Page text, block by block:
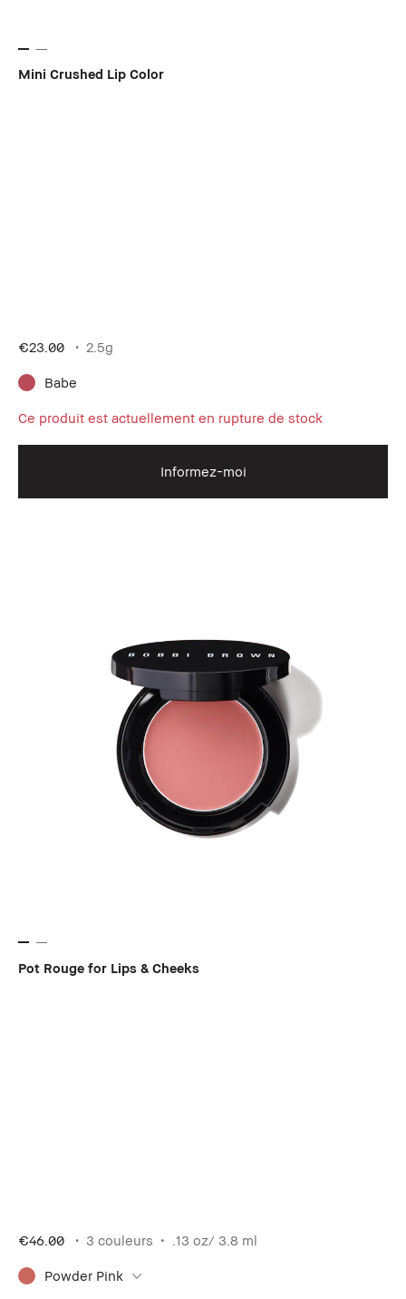
Mini Crushed Lip Color
€23.00 2.5g
Babe
Ce produit est actuellement en rupture de stock
Informez-moi
Pot Rouge for Lips & Cheeks
€46.00 3 couleurs .13 oz/ 3.8 ml
Powder Pink